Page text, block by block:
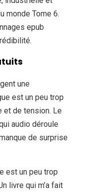
monde Tome 6.
epub
une
est un peu trop
de tension. Le
audio déroule
de surprise
est un peu trop
livre qui m’a fait